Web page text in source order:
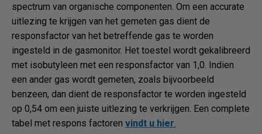
spectrum van organische componenten. Om een accurate
uitlezing te krijgen van het gemeten gas dient de
responsfactor van het betreffende gas te worden
ingesteld in de gasmonitor. Het toestel wordt gekalibreerd
met isobutyleen met een responsfactor van 1,0. Indien
een ander gas wordt gemeten, zoals bijvoorbeeld
benzeen, dan dient de responsfactor te worden ingesteld
op 0,54 om een juiste uitlezing te verkrijgen. Een complete
tabel met respons factoren vindt u hier